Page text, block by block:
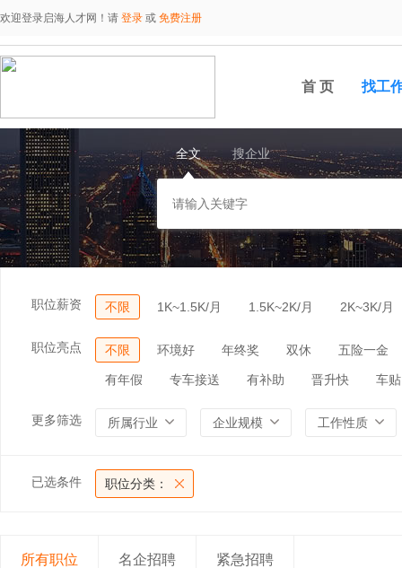
欢迎登录启海人才网！请 登录 或 免费注册
首 页 找工
全文 搜企业
职位薪资 不限 1K~1.5K/月 1.5K~2K/月 2K~3K/月
职位亮点 不限 环境好 年终奖 双休 五险一金
有年假 专车接送 有补助 晋升快 车贴
更多筛选 所属行业 企业规模 工作性质
已选条件 职位分类：
所有职位 名企招聘 紧急招聘